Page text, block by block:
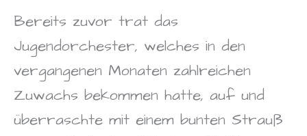
Bereits zuvor trat das
Jugendorchester, welches in den
vergangenen Monaten zahlreichen
Zuwachs bekommen hatte, auf und
überraschte mit einem bunten Strauß